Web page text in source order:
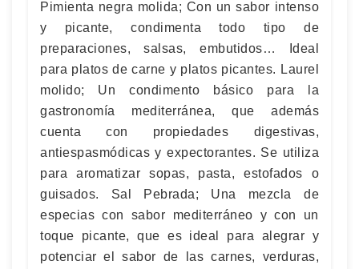
Pimienta negra molida; Con un sabor intenso
y picante, condimenta todo tipo de
preparaciones, salsas, embutidos… Ideal
para platos de carne y platos picantes. Laurel
molido; Un condimento básico para la
gastronomía mediterránea, que además
cuenta con propiedades digestivas,
antiespasmódicas y expectorantes. Se utiliza
para aromatizar sopas, pasta, estofados o
guisados. Sal Pebrada; Una mezcla de
especias con sabor mediterráneo y con un
toque picante, que es ideal para alegrar y
potenciar el sabor de las carnes, verduras,